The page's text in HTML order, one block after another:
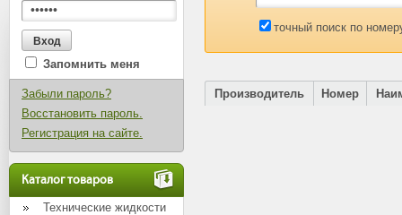
Запомнить меня
Забыли пароль?
Восстановить пароль.
Регистрация на сайте.
Каталог товаров
Технические жидкости
точный поиск по
Производитель Номер